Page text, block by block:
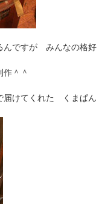
んですが みんなの格好
＾＾
けてくれた くまぱん